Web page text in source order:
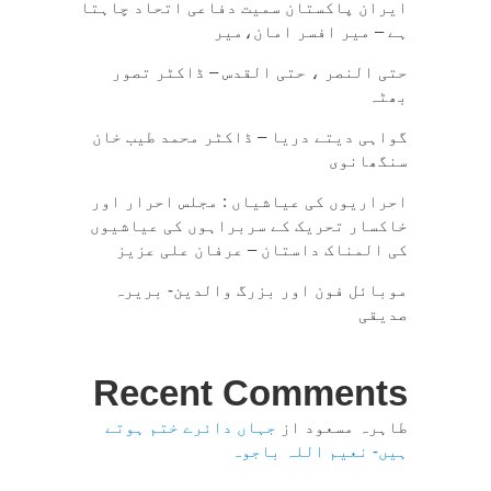
ایران پاکستان سمیت دفاعی اتحاد چاہتا
ہے – میر افسر امان،میر
حتی النصر ، حتی القدس – ڈاکٹر تصور
بھٹہ
گواہی دیتے دریا – ڈاکٹر محمد طیب خان
سنگھانوی
احراریوں کی عیاشیاں : مجلس احرار اور
خاکسار تحریک کے سربراہوں کی عیاشیوں
کی المناک داستان – عرفان علی عزیز
موبائل فون اور بزرگ والدین- بریرہ
صدیقی
Recent Comments
طاہرہ مسعود از جہاں دائرے ختم ہوتے
ہیں- نعیم اللہ باجوہ